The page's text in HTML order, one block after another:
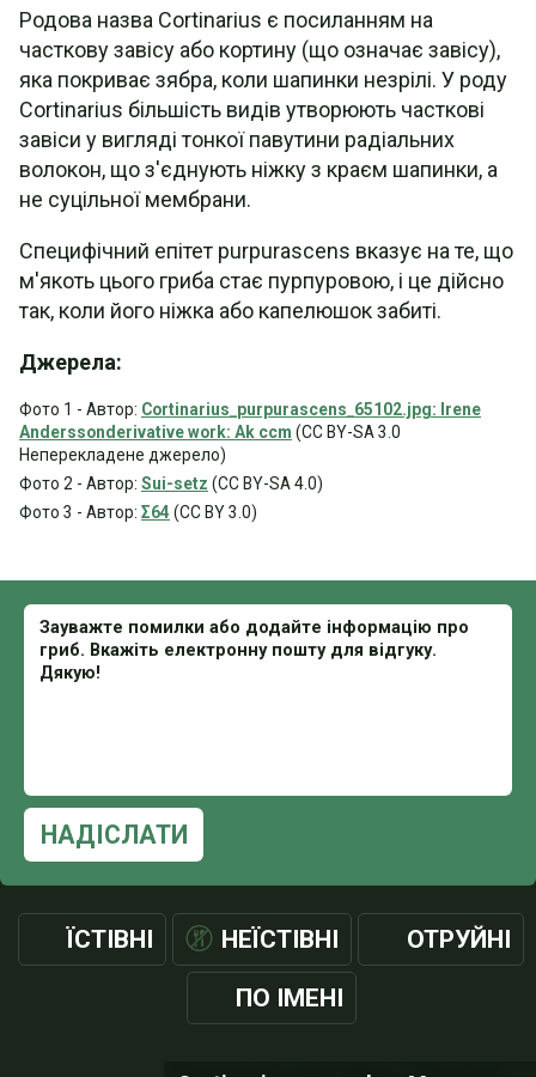
Родова назва Cortinarius є посиланням на
часткову завісу або кортину (що означає завісу),
яка покриває зябра, коли шапинки незрілі. У роду
Cortinarius більшість видів утворюють часткові
завіси у вигляді тонкої павутини радіальних
волокон, що з'єднують ніжку з краєм шапинки, а
не суцільної мембрани.
Специфічний епітет purpurascens вказує на те, що
м'якоть цього гриба стає пурпуровою, і це дійсно
так, коли його ніжка або капелюшок забиті.
Джерела:
Фото 1 - Автор: Cortinarius_purpurascens_65102.jpg: Irene
Anderssonderivative work: Ak ccm (CC BY-SA 3.0
Неперекладене джерело)
Фото 2 - Автор: Sui-setz (CC BY-SA 4.0)
Фото 3 - Автор: Σ64 (CC BY 3.0)
НАДІСЛАТИ
ЇСТІВНІ НЕЇСТІВНІ ОТРУЙНІ
ПО ІМЕНІ